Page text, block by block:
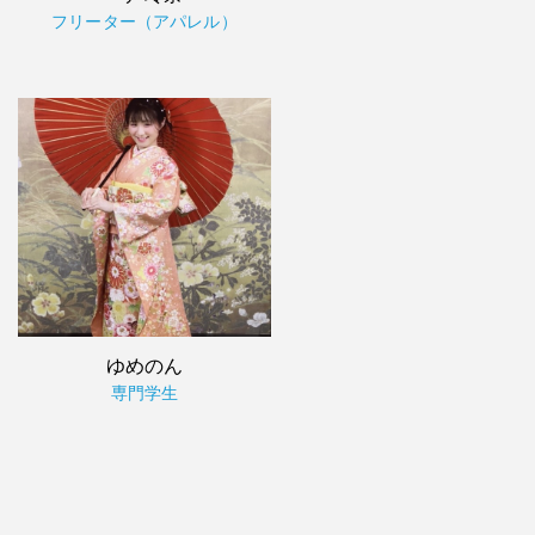
フリーター（アパレル）
ゆめのん
専門学生